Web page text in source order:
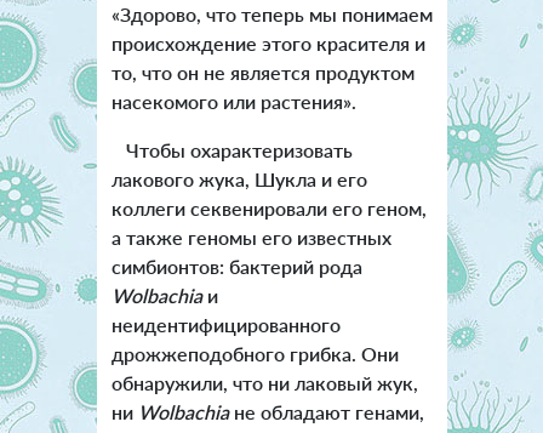
«Здорово, что теперь мы понимаем
происхождение этого красителя и
то, что он не является продуктом
насекомого или растения».
Чтобы охарактеризовать
лакового жука, Шукла и его
коллеги секвенировали его геном,
а также геномы его известных
симбионтов: бактерий рода
Wolbachia и
неидентифицированного
дрожжеподобного грибка. Они
обнаружили, что ни лаковый жук,
ни Wolbachiaне обладают генами,